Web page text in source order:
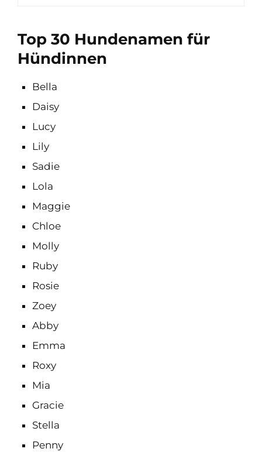
Top 30 Hundenamen für
Hündinnen
Bella
Daisy
Lucy
Lily
Sadie
Lola
Maggie
Chloe
Molly
Ruby
Rosie
Zoey
Abby
Emma
Roxy
Mia
Gracie
Stella
Penny